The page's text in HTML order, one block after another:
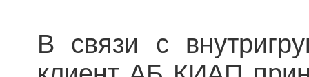
В связи с